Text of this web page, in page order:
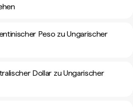
Peso zu Ungarischer
Dollar zu Ungarischer